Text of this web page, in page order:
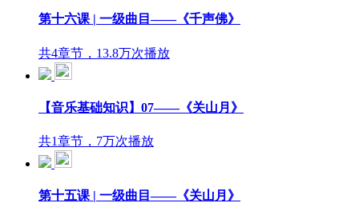
第十六课 | 一级曲目——《千声佛》
共4章节，13.8万次播放
【音乐基础知识】07——《关山月》
共1章节，7万次播放
第十五课 | 一级曲目——《关山月》